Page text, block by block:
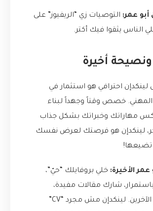
عمر: التوصيات زي “الريفيوز” على
الناس يثقوا فيك أكتر.
أخيرة
لينكدإن احترافي هو استثمار في
خصص وقتاً وجهداً لبناء
مهاراتك وخبراتك بشكل جذاب
لينكدإن هو فرصتك لعرض نفسك
تضيعها!
الأخيرة: خلي بروفايلك “حيّ”،
شارك مقالات مفيدة،
وتفاعل مع الآخرين. لينكدإن مش مجرد “CV”